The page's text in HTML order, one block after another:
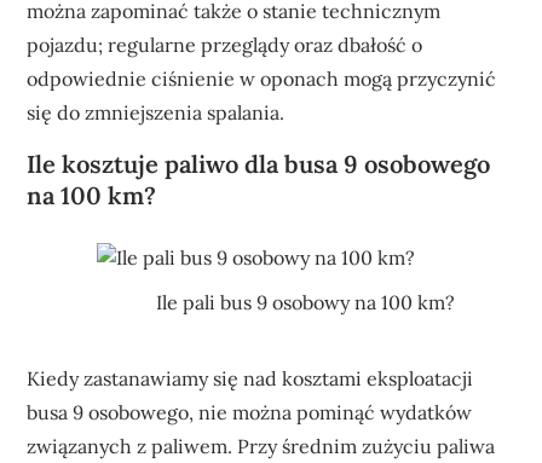
można zapominać także o stanie technicznym
pojazdu; regularne przeglądy oraz dbałość o
odpowiednie ciśnienie w oponach mogą przyczynić
się do zmniejszenia spalania.
Ile kosztuje paliwo dla busa 9 osobowego
na 100 km?
Ile pali bus 9 osobowy na 100 km?
Kiedy zastanawiamy się nad kosztami eksploatacji
busa 9 osobowego, nie można pominąć wydatków
związanych z paliwem. Przy średnim zużyciu paliwa